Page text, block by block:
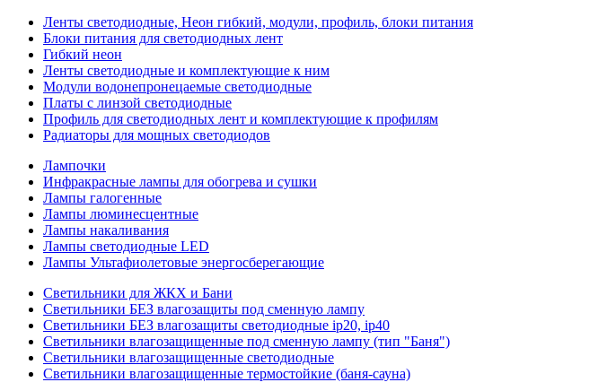
Ленты светодиодные, Неон гибкий, модули, профиль, блоки питания
Блоки питания для светодиодных лент
Гибкий неон
Ленты светодиодные и комплектующие к ним
Модули водонепронецаемые светодиодные
Платы с линзой светодиодные
Профиль для светодиодных лент и комплектующие к профилям
Радиаторы для мощных светодиодов
Лампочки
Инфракрасные лампы для обогрева и сушки
Лампы галогенные
Лампы люминесцентные
Лампы накаливания
Лампы светодиодные LED
Лампы Ультафиолетовые энергосберегающие
Светильники для ЖКХ и Бани
Светильники БЕЗ влагозащиты под сменную лампу
Светильники БЕЗ влагозащиты светодиодные ip20, ip40
Светильники влагозащищенные под сменную лампу (тип "Баня")
Светильники влагозащищенные светодиодные
Светильники влагозащищенные термостойкие (баня-сауна)